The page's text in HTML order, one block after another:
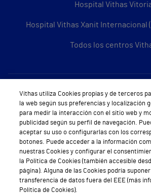
Hospital Vithas
Hospital Vithas Xanit Internacional
Todos los centros
Sobre Vithas
Quiénes somos
Trabajar en Vithas
Teléfono Cita Médica
Teléfono Atención al
Política de seguridad y salud en
Vithas utiliza Cookies propias y de terceros
la web según sus preferencias y localización
para medir la interacción con el sitio web y
publicidad según su perfil de navegación.
aceptar su uso o configurarlas con los
botones. Puede acceder a la información
nuestras Cookies y configurar el
la Política de Cookies (también accesible
página). Alguna de las Cookies podría
transferencia de datos fuera del EEE (más
Política de Cookies).